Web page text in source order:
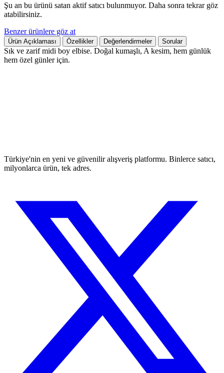
Şu an bu ürünü satan aktif satıcı bulunmuyor. Daha sonra tekrar göz
atabilirsiniz.
Benzer ürünlere göz at
Ürün Açıklaması Özellikler Değerlendirmeler Sorular
Sık ve zarif midi boy elbise. Doğal kumaşlı, A kesim, hem günlük
hem özel günler için.
Türkiye'nin en yeni ve güvenilir alışveriş platformu. Binlerce satıcı,
milyonlarca ürün, tek adres.